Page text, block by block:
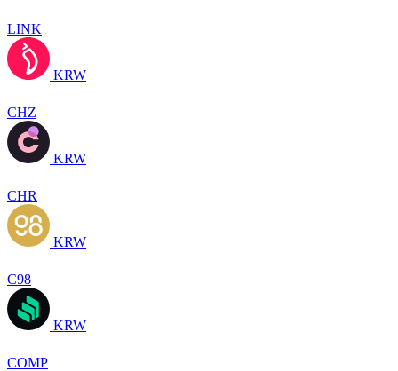
LINK
KRW
CHZ
KRW
CHR
KRW
C98
KRW
COMP